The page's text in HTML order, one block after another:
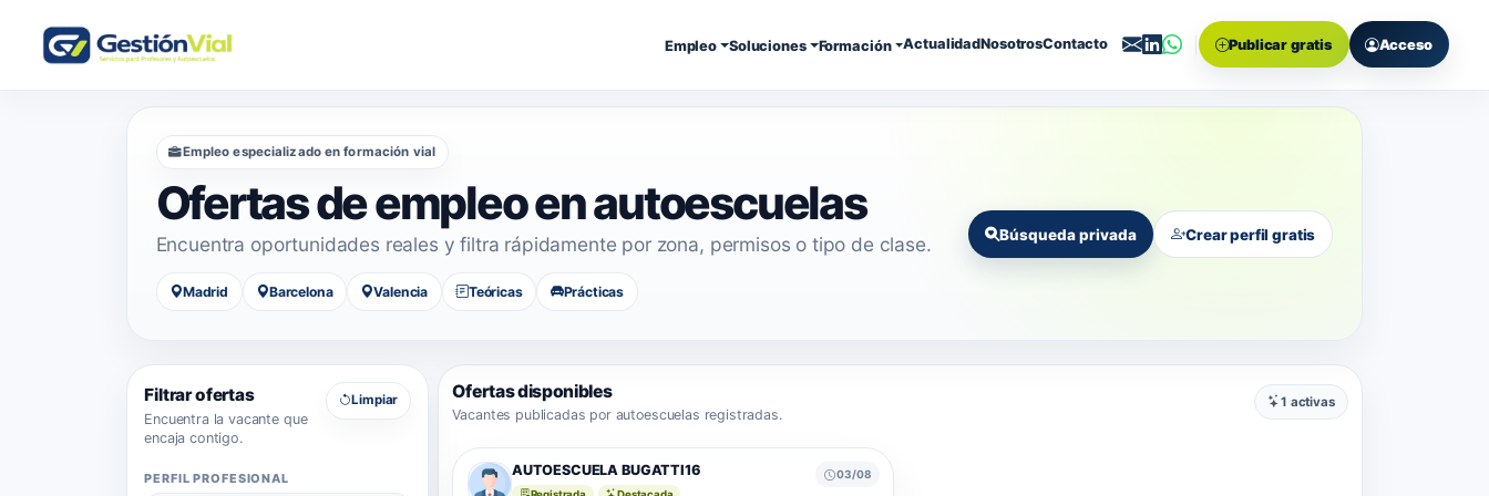
Empleo Soluciones Formación ActualidadNosotrosContacto Publicar gratis Acceso
Empleo especializado en formación vial
Ofertas de empleo en autoescuelas
Encuentra oportunidades reales y filtra rápidamente por zona, permisos o tipo de clase. Búsqueda privada Crear perfil gratis
Madrid Barcelona Valencia Teóricas Prácticas
Filtrar ofertas
Encuentra la vacante que
encaja contigo.
Limpiar
PERFIL PROFESIONAL
Ofertas disponibles
Vacantes publicadas por autoescuelas registradas.
1 activas
AUTOESCUELA BUGATTI16 03/08